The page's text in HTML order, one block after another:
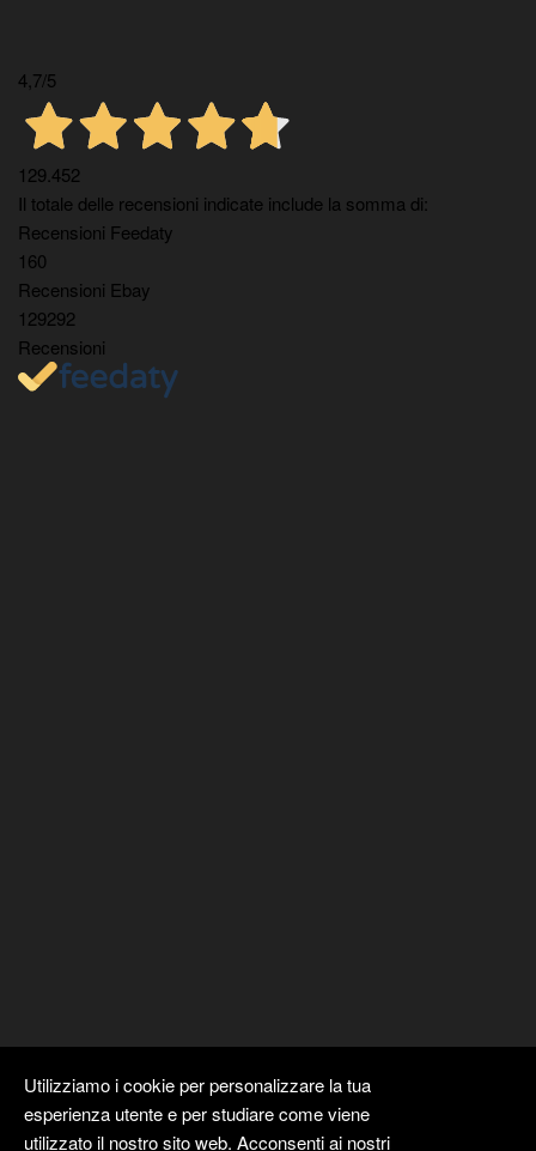
4,7/5
129.452
Il totale delle recensioni indicate include la somma di:
Recensioni Feedaty
160
Recensioni Ebay
129292
Recensioni
Utilizziamo i cookie per personalizzare la tua
esperienza utente e per studiare come viene
utilizzato il nostro sito web. Acconsenti ai nostri